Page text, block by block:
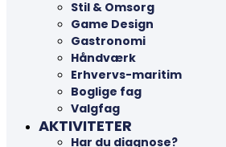
Stil & Omsorg
Game Design
Gastronomi
Håndværk
Erhvervs-maritim
Boglige fag
Valgfag
AKTIVITETER
Har du diagnose?